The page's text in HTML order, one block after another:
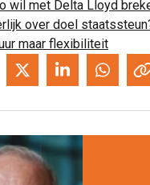
wil met Delta Lloyd
over doel
maar flexibiliteit